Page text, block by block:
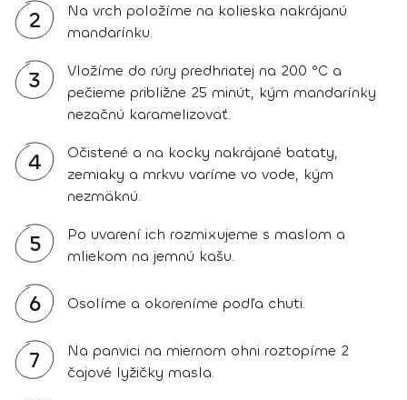
2
Na vrch položíme na kolieska nakrájanú
mandarínku.
3
Vložíme do rúry predhriatej na 200 °C a
pečieme približne 25 minút, kým mandarínky
nezačnú karamelizovať.
4
Očistené a na kocky nakrájané bataty,
zemiaky a mrkvu varíme vo vode, kým
nezmäknú.
5
Po uvarení ich rozmixujeme s maslom a
mliekom na jemnú kašu.
6 Osolíme a okoreníme podľa chuti.
7
Na panvici na miernom ohni roztopíme 2
čajové lyžičky masla.